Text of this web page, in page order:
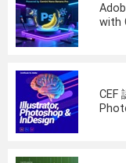
with
CEF